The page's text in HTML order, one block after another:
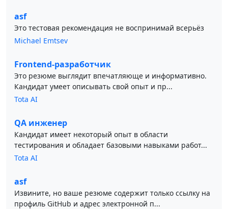
asf
Это тестовая рекомендация не воспринимай всерьёз
Michael Emtsev
Frontend-разработчик
Это резюме выглядит впечатляюще и информативно.
Кандидат умеет описывать свой опыт и пр...
Tota AI
QA инженер
Кандидат имеет некоторый опыт в области
тестирования и обладает базовыми навыками работ...
Tota AI
asf
Извините, но ваше резюме содержит только ссылку на
профиль GitHub и адрес электронной п...